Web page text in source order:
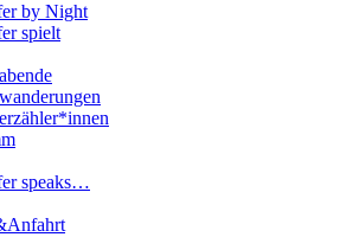
by Night
spielt
speaks…